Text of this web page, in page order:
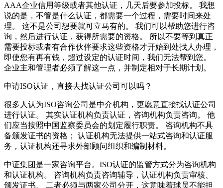
AAA企业信用等级或者其他认证，几天后要参加投标。 我想
说的是，不管是什么认证，都需要一个过程，需要时间来处
理。 这不是公司想要就可立马有的。 我们可以帮助您进行咨
询，然后进行认证，获得所需要的资格。 所以不要等到真正
需要投标或者有合作伙伴要求这些资格才开始到处找人办理，
即使您有再有钱，超过设定的认证时间，我们无法帮到您。
企业主和管理者必须了解这一点，并制定相对于长期计划。
申请ISO认证，直接去找认证公司可以吗？
很多人认为ISO咨询公司是中介机构，更愿意直接找认证公司
进行认证。 其实认证机构负责认证，咨询机构负责咨询。 他
们应当按照中国监察委员会的划定履行职责。 咨询机构不具
备颁发证书的资格； 认证机构无法提供一站式咨询和认证服
务，认证机构还寻求外部顾问组织和编制材料。
中证集团是一家咨询平台。ISO认证的监管方式分为咨询机构
和认证机构。 咨询机构负责咨询辅导，认证机构负责审核、
颁发证书。 二者必须与两家公司分开，这意味着球员不能担